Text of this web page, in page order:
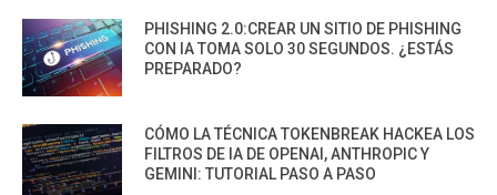
PHISHING 2.0:CREAR UN SITIO DE PHISHING
CON IA TOMA SOLO 30 SEGUNDOS. ¿ESTÁS
PREPARADO?
CÓMO LA TÉCNICA TOKENBREAK HACKEA LOS
FILTROS DE IA DE OPENAI, ANTHROPIC Y
GEMINI: TUTORIAL PASO A PASO